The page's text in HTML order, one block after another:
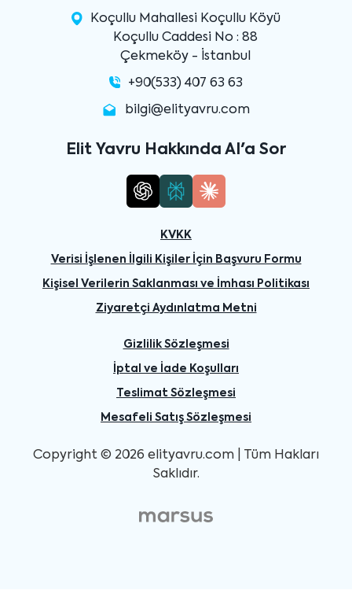
Koçullu Mahallesi Koçullu Köyü
Koçullu Caddesi No : 88
Çekmeköy - İstanbul
+90(533) 407 63 63
bilgi@elityavru.com
Elit Yavru Hakkında AI'a Sor
KVKK
Verisi İşlenen İlgili Kişiler İçin Başvuru Formu
Kişisel Verilerin Saklanması ve İmhası Politikası
Ziyaretçi Aydınlatma Metni
Gizlilik Sözleşmesi
İptal ve İade Koşulları
Teslimat Sözleşmesi
Mesafeli Satış Sözleşmesi
Copyright © 2026 elityavru.com | Tüm Hakları
Saklıdır.